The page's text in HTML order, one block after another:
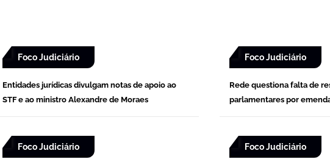
Foco Judiciário
Entidades jurídicas divulgam notas de apoio ao
STF e ao ministro Alexandre de Moraes
Foco Judiciário
Rede questiona falta de
parlamentares por
Foco Judiciário Foco Judiciário